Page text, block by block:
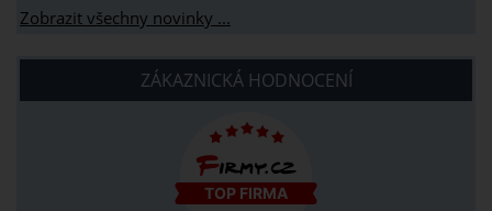
Zobrazit všechny novinky ...
ZÁKAZNICKÁ HODNOCENÍ